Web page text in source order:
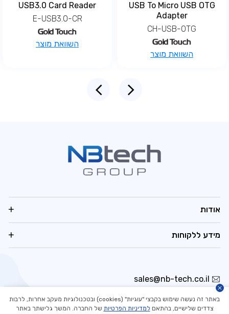
USB To Micro USB OTG
Adapter
CH-USB-OTG
השוואת מוצר
USB3.0 Card Reader
E-USB3.0-CR
השוואת מוצר
אודות
מידע ללקוחות
sales@nb-tech.co.il
היובלים 3, הוד השרון
באתר זה נעשה שימוש בקבצי "עוגיות" (cookies) ובטכנולוגיות מעקב אחרות, לרבות
צדדים שלישיים, בהתאם למדיניות הפרטיות של החברה. המשך גלישתך באתר